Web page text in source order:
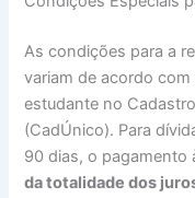
As condições para a
variam de acordo
estudante no
(CadÚnico). Para
90 dias, o
da totalidade dos